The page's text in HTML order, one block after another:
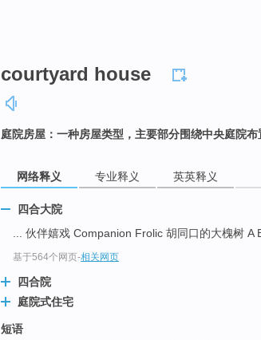
courtyard house
庭院房屋：一种房屋类型，主要部分围绕中央庭院布
网络释义 专业释义 英英释义
四合大院
... 伙伴嬉戏 Companion Frolic 胡同口的大槐树 A
基于564个网页-相关网页
四合院
庭院式住宅
短语